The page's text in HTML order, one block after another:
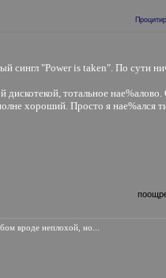
сингл "Power is taken". По сути
тотальное нае%алово.
хороший. Просто я нае%ался
вроде неплохой, но...